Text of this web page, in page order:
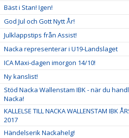
Bäst i Stan! Igen!
God Jul och Gott Nytt År!
Julklappstips från Assist!
Nacka representerar i U19-Landslaget
ICA Maxi-dagen imorgon 14/10!
Ny kanslist!
Stöd Nacka Wallenstam IBK - när du
Nacka!
KALLELSE TILL NACKA WALLENSTAM IBK
2017
Händelserik Nackahelg!